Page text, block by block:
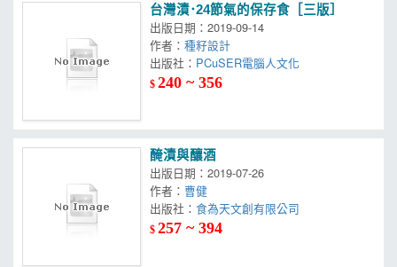
台灣漬･24節氣的保存食［三版］
出版日期：2019-09-14
作者：種籽設計
出版社：
$240 ~ 356
醃漬與釀酒
出版日期：2019-07-26
作者： 曹健
出版社：
$257 ~ 394